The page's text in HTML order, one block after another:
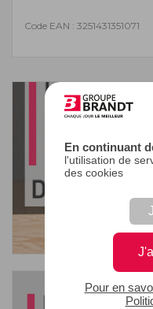
En continuant
l'utilisation de
des cookies
Pour en
Code EAN : 3251431351071